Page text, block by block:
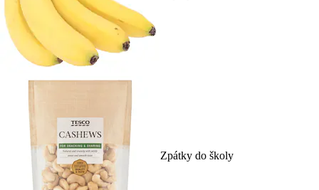
Zpátky do školy